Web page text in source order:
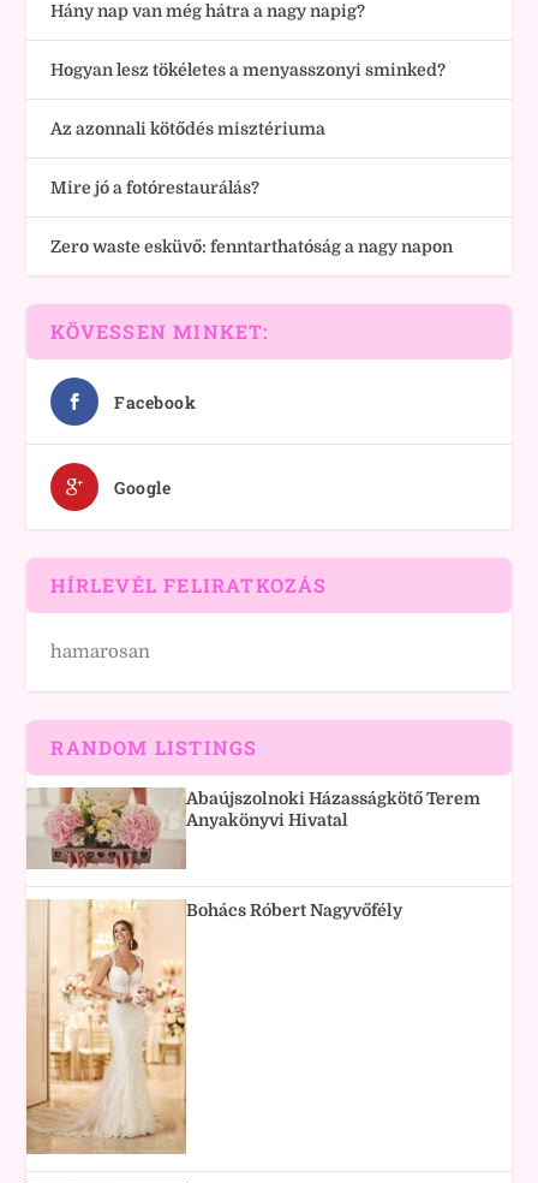
Hány nap van még hátra a nagy napig?
Hogyan lesz tökéletes a menyasszonyi sminked?
Az azonnali kötődés misztériuma
Mire jó a fotórestaurálás?
Zero waste esküvő: fenntarthatóság a nagy napon
KÖVESSEN MINKET:
Facebook
Google
HÍRLEVÉL FELIRATKOZÁS
hamarosan
RANDOM LISTINGS
Abaújszolnoki Házasságkötő Terem
Anyakönyvi Hivatal
Bohács Róbert Nagyvőfély